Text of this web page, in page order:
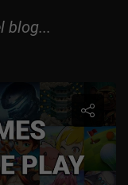
blog...